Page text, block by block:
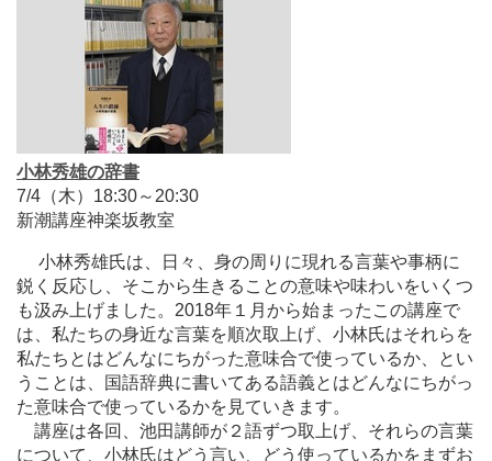
小林秀雄の辞書
7/4（木）18:30～20:30
新潮講座神楽坂教室
小林秀雄氏は、日々、身の周りに現れる言葉や事柄に
鋭く反応し、そこから生きることの意味や味わいをいくつ
も汲み上げました。2018年１月から始まったこの講座で
は、私たちの身近な言葉を順次取上げ、小林氏はそれらを
私たちとはどんなにちがった意味合で使っているか、とい
うことは、国語辞典に書いてある語義とはどんなにちがっ
た意味合で使っているかを見ていきます。
講座は各回、池田講師が２語ずつ取上げ、それらの言葉
について、小林氏はどう言い、どう使っているかをまずお